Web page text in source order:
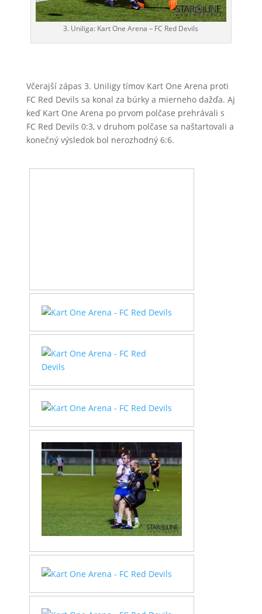
3. Uniliga: Kart One Arena – FC Red Devils
Včerajší zápas 3. Uniligy tímov Kart One Arena proti
FC Red Devils sa konal za búrky a mierneho dažďa. Aj
keď Kart One Arena po prvom polčase prehrávali s
FC Red Devils 0:3, v druhom polčase sa naštartovali a
konečný výsledok bol nerozhodný 6:6.